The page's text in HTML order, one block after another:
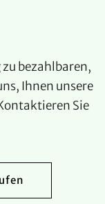
bezahlbaren,
Ihnen unsere
Sie